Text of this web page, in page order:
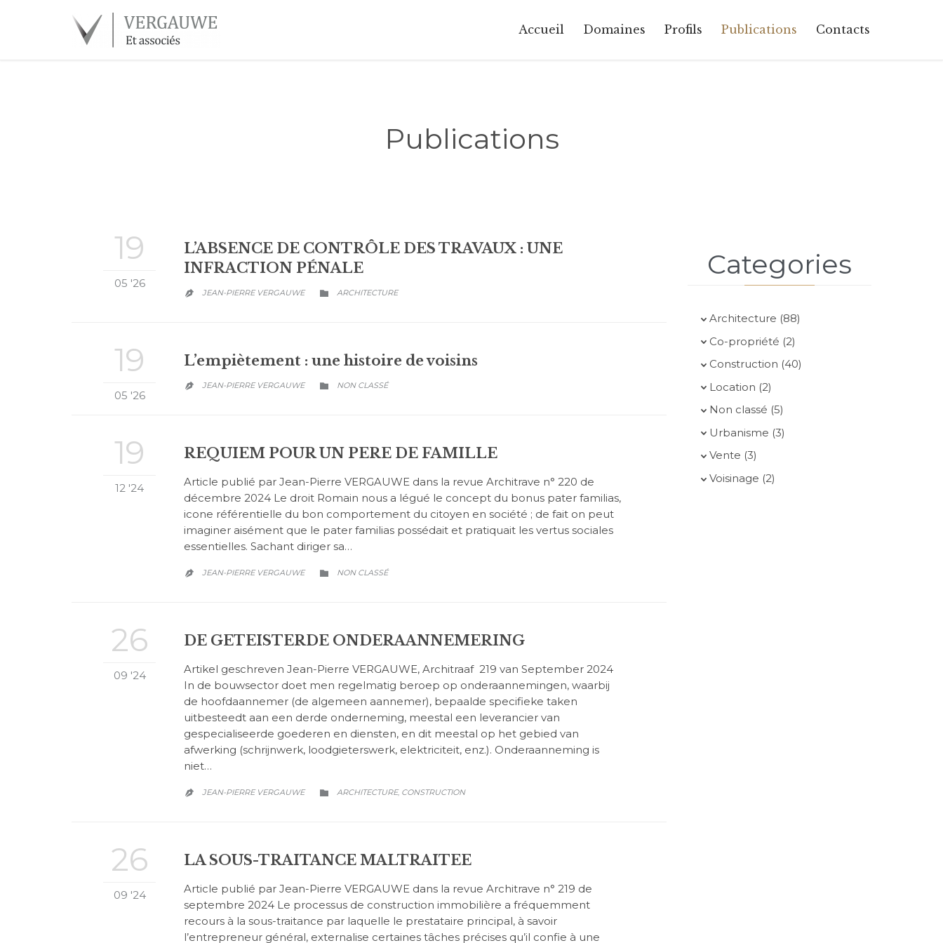
Accueil Domaines Profils Publications Contacts
Publications
19
05 '26
L’ABSENCE DE CONTRÔLE DES TRAVAUX : UNE
INFRACTION PÉNALE
 JEAN-PIERRE VERGAUWE  CATEGORY
ARCHITECTURE
19
05 '26
L’empiètement : une histoire de voisins
 JEAN-PIERRE VERGAUWE  CATEGORY
NON CLASSÉ
19
12 '24
REQUIEM POUR UN PERE DE FAMILLE
Article publié par Jean-Pierre VERGAUWE dans la revue Architrave n° 220 de
décembre 2024 Le droit Romain nous a légué le concept du bonus pater familias,
icone référentielle du bon comportement du citoyen en société ; de fait on peut
imaginer aisément que le pater familias possédait et pratiquait les vertus sociales
essentielles. Sachant diriger sa…
 JEAN-PIERRE VERGAUWE  CATEGORY
NON CLASSÉ
26
09 '24
DE GETEISTERDE ONDERAANNEMERING
Artikel geschreven Jean-Pierre VERGAUWE, Architraaf 219 van September 2024
In de bouwsector doet men regelmatig beroep op onderaannemingen, waarbij
de hoofdaannemer (de algemeen aannemer), bepaalde specifieke taken
uitbesteedt aan een derde onderneming, meestal een leverancier van
gespecialiseerde goederen en diensten, en dit meestal op het gebied van
afwerking (schrijnwerk, loodgieterswerk, elektriciteit, enz.). Onderaanneming is
niet…
 JEAN-PIERRE VERGAUWE  CATEGORY
ARCHITECTURE, CONSTRUCTION
26
09 '24
LA SOUS-TRAITANCE MALTRAITEE
Article publié par Jean-Pierre VERGAUWE dans la revue Architrave n° 219 de
septembre 2024 Le processus de construction immobilière a fréquemment
recours à la sous-traitance par laquelle le prestataire principal, à savoir
l’entrepreneur général, externalise certaines tâches précises qu’il confie à une
Categories
Architecture (88)
Co-propriété (2)
Construction (40)
Location (2)
Non classé (5)
Urbanisme (3)
Vente (3)
Voisinage (2)